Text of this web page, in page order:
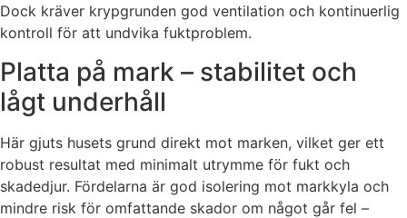
Dock kräver krypgrunden god ventilation och kontinuerlig
kontroll för att undvika fuktproblem.
Platta på mark – stabilitet och
lågt underhåll
Här gjuts husets grund direkt mot marken, vilket ger ett
robust resultat med minimalt utrymme för fukt och
skadedjur. Fördelarna är god isolering mot markkyla och
mindre risk för omfattande skador om något går fel –